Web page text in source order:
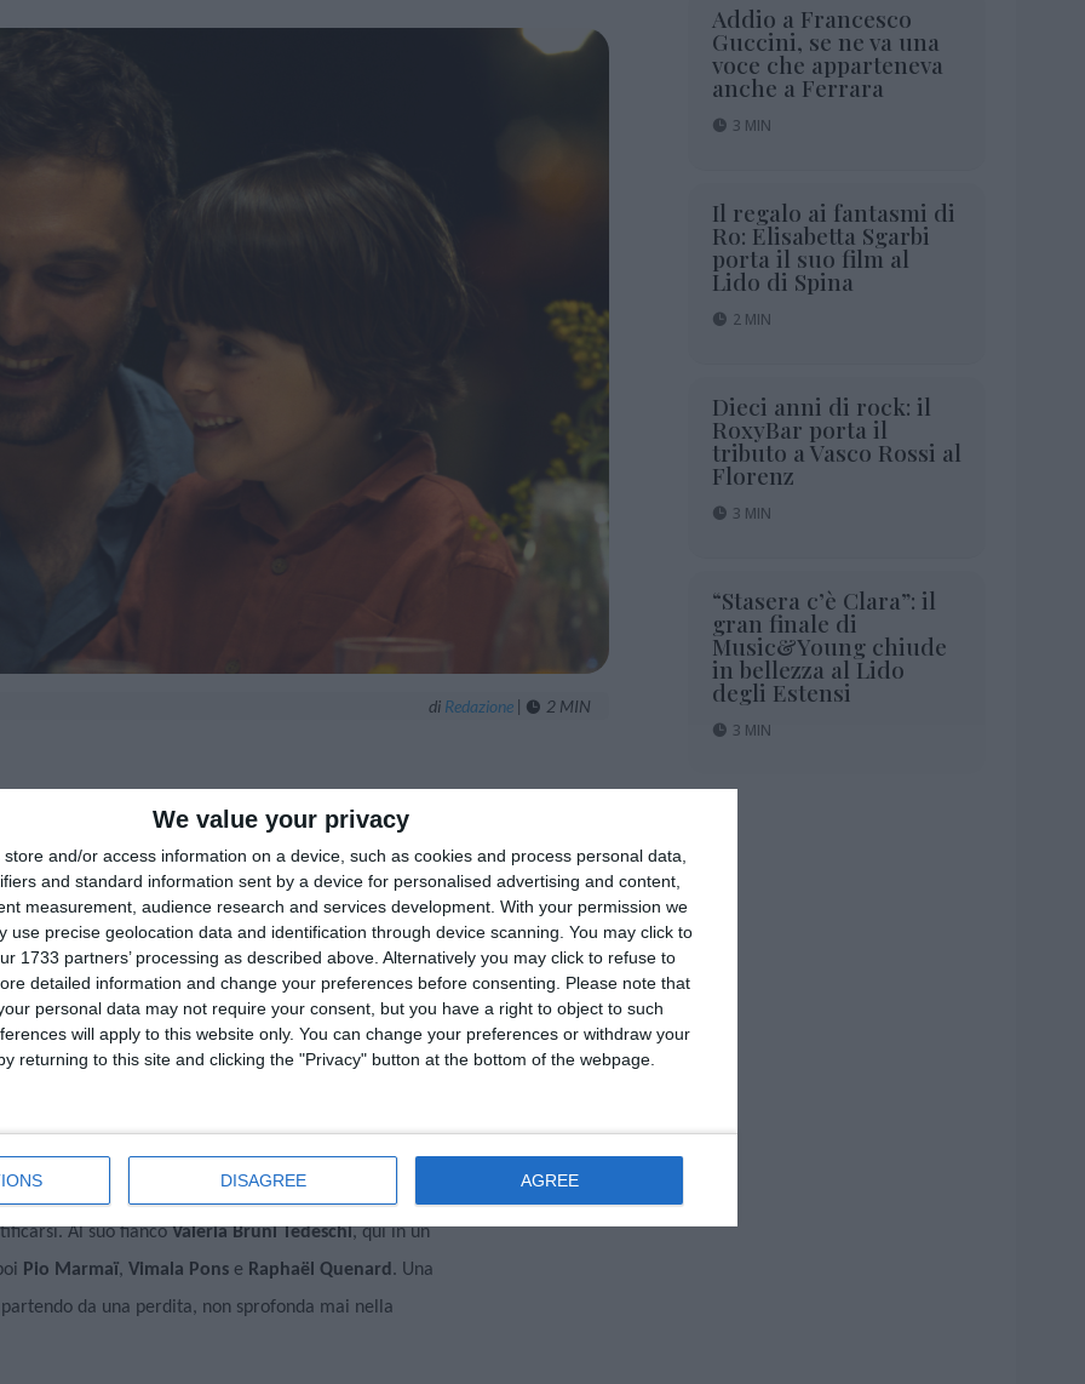
We value your privacy
store and/or access information on a device, such as cookies and process personal data,
and standard information sent by a device for personalised advertising and content,
measurement, audience research and services development. With your permission we
use precise geolocation data and identification through device scanning. You may click to
1733 partners’ processing as described above. Alternatively you may click to refuse to
detailed information and change your preferences before consenting.
Please note that
personal data may not require your consent, but you have a right to object to such
will apply to this website only. You can change your preferences or withdraw your
returning to this site and clicking the "Privacy" button at the bottom of the webpage.
DISAGREE AGREE
di Redazione|  2 MIN
Addio a Francesco
Guccini, se ne va una
voce che apparteneva
anche a Ferrara
3 MIN
Il regalo ai fantasmi di
Ro: Elisabetta Sgarbi
porta il suo film al
Lido di Spina
2 MIN
Dieci anni di rock: il
RoxyBar porta il
tributo a Vasco Rossi al
Florenz
3 MIN
“Stasera c’è Clara”: il
gran finale di
Music&Young chiude
in bellezza al Lido
degli Estensi
3 MIN
, organizzata daArci Ferrara, presentaLa
in Selezione Ufficiale alla Mostra Internazionale
, apertura cancelli alle20:45.
da un giorno all’altro a condividere l’intimità del
dopo la morte della moglie. Senza averlo cercato,
figura femminile di riferimento. Tratto dal romanzo
nascono per necessità e si scoprono, poi, una scelta.
Al suo fiancoValeria Bruni Tedeschi, qui in un
Pio Marmaï, Vimala Pons e Raphaël Quenard . Una
da una perdita, non sprofonda mai nella